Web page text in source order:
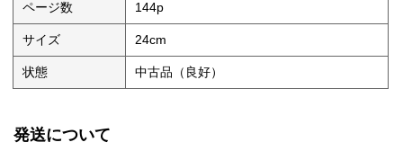
ページ数 144p
サイズ 24cm
状態 中古品（良好）
発送について